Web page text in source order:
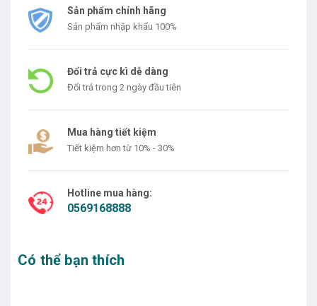
Sản phẩm chính hãng
Sản phẩm nhập khẩu 100%
Đổi trả cực kì dễ dàng
Đổi trả trong 2 ngày đầu tiên
Mua hàng tiết kiệm
Tiết kiệm hơn từ 10% - 30%
Hotline mua hàng:
0569168888
Có thể bạn thích